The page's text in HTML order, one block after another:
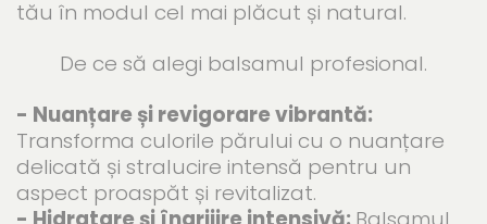
tău în modul cel mai plăcut și natural.
De ce să alegi balsamul profesional.
- Nuanțare și revigorare vibrantă:
Transforma culorile părului cu o nuanțare
delicată și stralucire intensă pentru un
aspect proaspăt și revitalizat.